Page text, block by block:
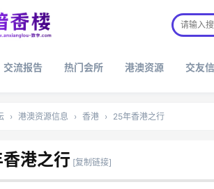
交流报告 热门会所 港澳资源 交友
› 港澳资源信息 › 香港 › 25年香港之行
港之行 [复制链接]